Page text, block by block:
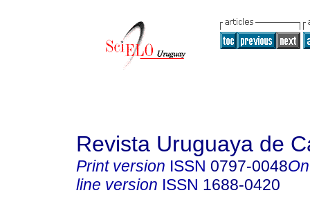
Revista Uruguaya de
Print version ISSN 0797-0048
line version ISSN 1688-0420